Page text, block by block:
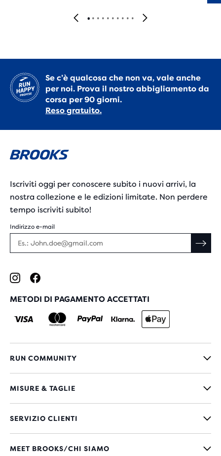
Se c’è qualcosa che non va, vale anche
per noi. Prova il nostro abbigliamento da
corsa per 90 giorni.
Reso gratuito.
Iscriviti oggi per conoscere subito i nuovi arrivi, la
nostra collezione e le edizioni limitate. Non perdere
tempo iscriviti subito!
Indirizzo e-mail
METODI DI PAGAMENTO ACCETTATI
RUN COMMUNITY
MISURE & TAGLIE
SERVIZIO CLIENTI
MEET BROOKS/CHI SIAMO